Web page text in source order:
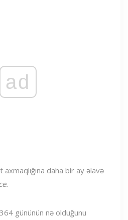
ad
axmaqlığına daha bir ay əlavə
gününün nə olduğunu